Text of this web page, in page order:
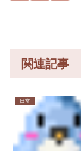
関連記事
日常